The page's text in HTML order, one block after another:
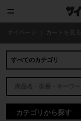
マイページ カートを見る
カテゴリから探す